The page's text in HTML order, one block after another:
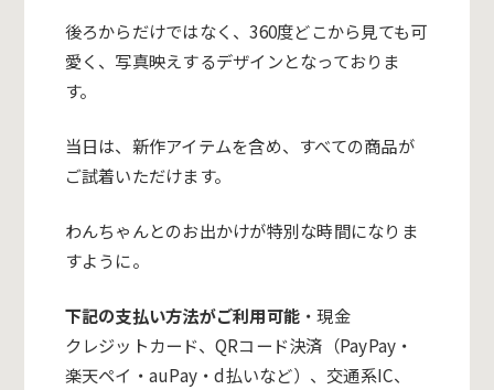
後ろからだけではなく、360度どこから見ても可
愛く、写真映えするデザインとなっておりま
す。
当日は、新作アイテムを含め、すべての商品が
ご試着いただけます。
わんちゃんとのお出かけが特別な時間になりま
すように。
下記の支払い方法がご利用可能 ・現金
クレジットカード、QRコード決済（PayPay・
楽天ペイ・auPay・d払いなど）、交通系IC、